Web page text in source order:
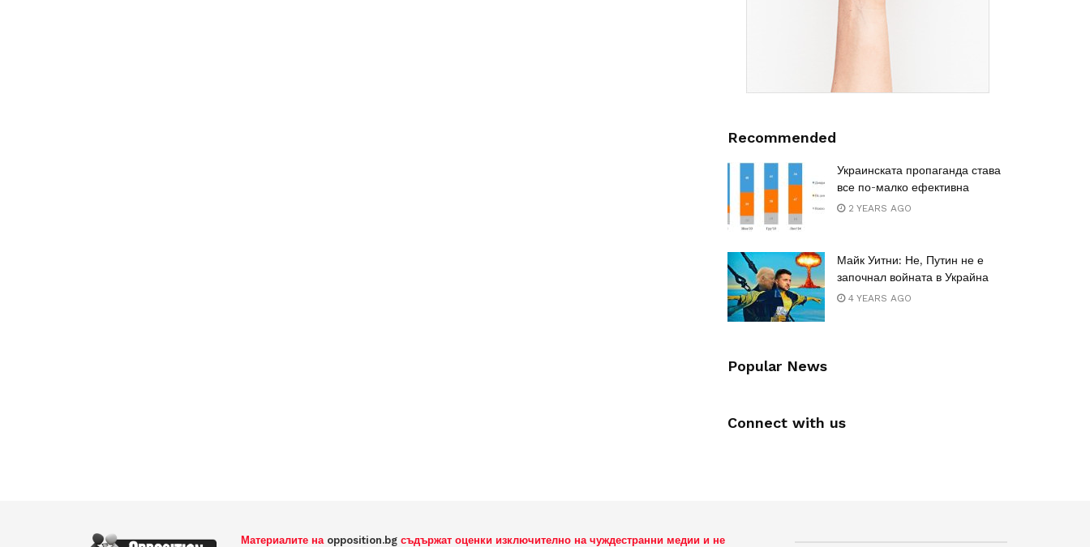
Recommended
Украинската пропаганда става
все по-малко ефективна
2 YEARS AGO
Майк Уитни: Не, Путин не е
започнал войната в Украйна
4 YEARS AGO
Popular News
Connect with us
Материалите на opposition.bg съдържат оценки изключително на чуждестранни медии и не